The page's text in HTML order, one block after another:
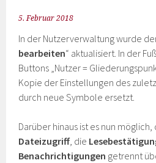
5. Februar 2018
In der Nutzerverwaltung wurde der
bearbeiten“ aktualisiert. In der
Buttons „Nutzer =
Kopie der Einstellungen des
durch neue Symbole ersetzt.
Darüber hinaus ist es nun
Dateizugriff, die
Benachrichtigungen getrennt